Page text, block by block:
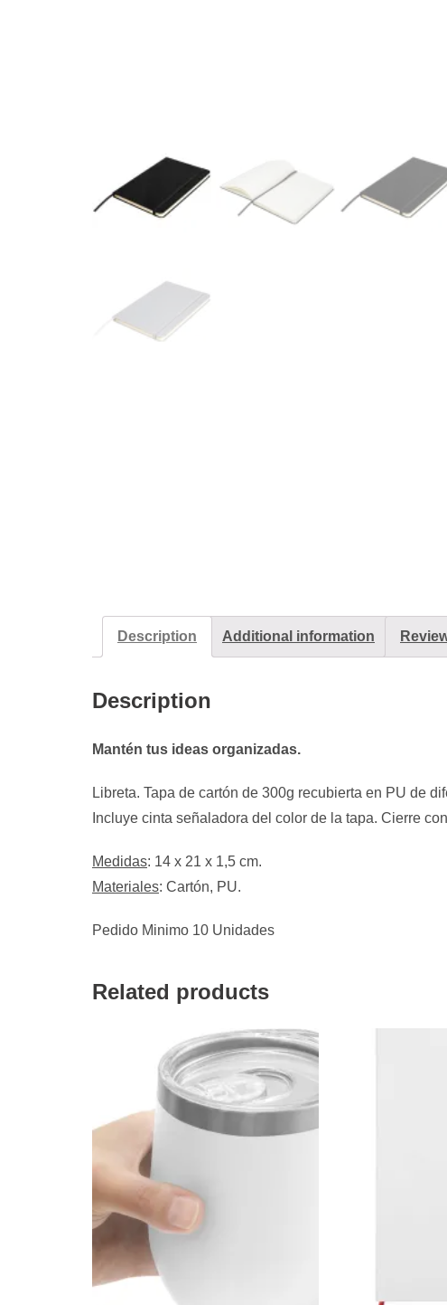
Description Additional information
Description
Mantén tus ideas organizadas.
Libreta. Tapa de cartón de 300g recubierta en PU de
Incluye cinta señaladora del color de la tapa. Cierre
Medidas: 14 x 21 x 1,5 cm.
Materiales: Cartón, PU.
Pedido Minimo 10 Unidades
Related products